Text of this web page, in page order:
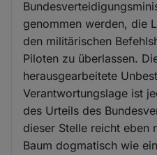
genommen werden, die
den militärischen
Piloten zu überlassen.
herausgearbeitete
Verantwortungslage ist
des Urteils des
dieser Stelle reicht eben
Baum dogmatisch wie